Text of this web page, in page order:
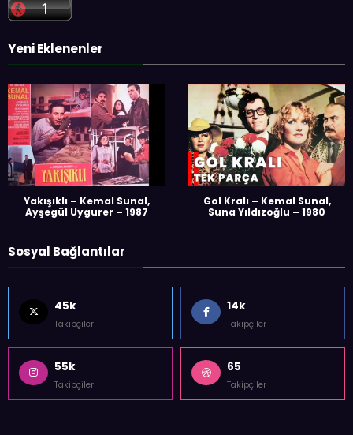
Yeni Eklenenler
Yakışıklı – Kemal Sunal,
Ayşegül Uygurer – 1987
Gol Kralı – Kemal Sunal,
Suna Yıldızoğlu – 1980
Sosyal Bağlantılar
45k
Takipçiler
14k
Takipçiler
55k
Takipçiler
65
Takipçiler